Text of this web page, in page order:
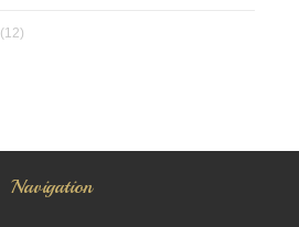
(12)
Navigation